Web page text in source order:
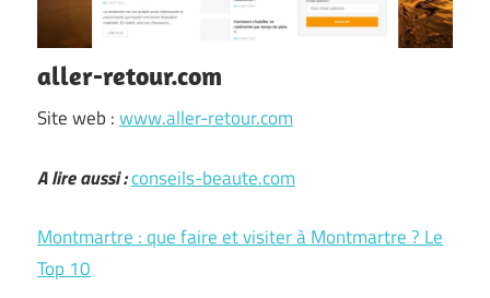
aller-retour.com
Site web :www.aller-retour.com
A lire aussi :conseils-beaute.com
Montmartre : que faire et visiter à Montmartre ? Le
Top 10